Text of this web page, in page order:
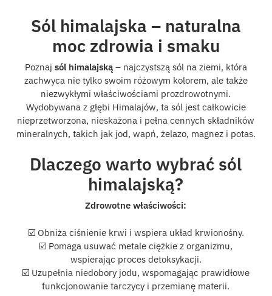
Sól himalajska – naturalna
moc zdrowia i smaku
Poznaj sól himalajską– najczystszą sól na ziemi, która
zachwyca nie tylko swoim różowym kolorem, ale także
niezwykłymi właściwościami prozdrowotnymi.
Wydobywana z głębi Himalajów, ta sól jest całkowicie
nieprzetworzona, nieskażona i pełna cennych składników
mineralnych, takich jak jod, wapń, żelazo, magnez i potas.
Dlaczego warto wybrać sól
himalajską?
Zdrowotne właściwości:
☑️ Obniża ciśnienie krwi i wspiera układ krwionośny.
☑️ Pomaga usuwać metale ciężkie z organizmu,
wspierając proces detoksykacji.
☑️ Uzupełnia niedobory jodu, wspomagając prawidłowe
funkcjonowanie tarczycy i przemianę materii.